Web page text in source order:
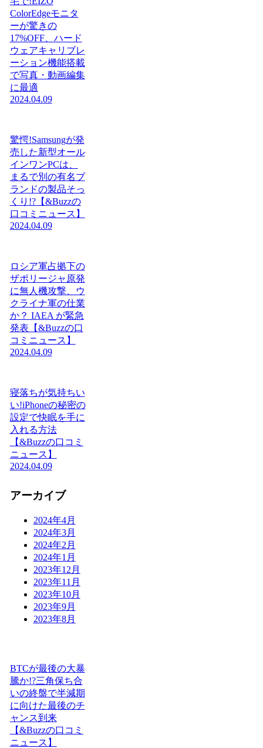
ColorEdgeモニタ
ーが驚きの
17%OFF、ハード
ウェアキャリブレ
ーション機能搭載
で写真・動画編集
に最適
2024.04.09
驚愕!Samsungが発
売した新型オール
インワンPCは、
まるで別の有名ブ
ランドの製品そっ
くり!?【&Buzzの
口コミニュース】
2024.04.09
ロシア軍占拠下の
ザポリージャ原発
に無人機攻撃、ウ
クライナ軍の仕業
か？ IAEA が緊急
発表【&Buzzの口
コミニュース】
2024.04.09
寝落ちが気持ちい
い!iPhoneの秘密の
設定で快眠を手に
入れる方法
【&Buzzの口コミ
ニュース】
2024.04.09
アーカイブ
2024年4月
2024年3月
2024年2月
2024年1月
2023年12月
2023年11月
2023年10月
2023年9月
2023年8月
BTCが最後の大暴
騰か!?三角保ち合
いの終盤で半減期
に向けた最後のチ
ャンス到来
【&Buzzの口コミ
ニュース】